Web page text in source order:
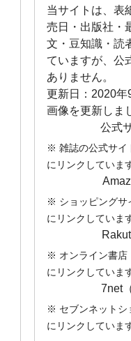
当サイトは、表
売日・出版社・
文・豆知識・読
ていますが、公
ありません。
更新日： 2020年
画像を更新しま
公式
※ 雑誌の公式サイ
にリンクしていま
※ ショッピングサ
にリンクしていま
※ オンライン書店
にリンクしていま
7net
※ セブンネットシ
にリンクしていま